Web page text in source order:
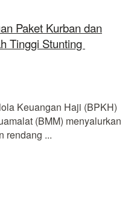
Paket Kurban dan
Tinggi Stunting
Keuangan Haji (BPKH)
(BMM) menyalurkan
rendang ...